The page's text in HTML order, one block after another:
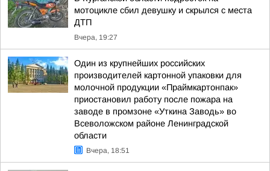
мотоцикле сбил девушку и скрылся с места
ДТП
Вчера, 19:27
Один из крупнейших российских
производителей картонной упаковки для
молочной продукции «Праймкартонпак»
приостановил работу после пожара на
заводе в промзоне «Уткина Заводь» во
Всеволожском районе Ленинградской
области
Вчера, 18:51